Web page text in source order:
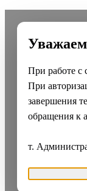
При работе с
При
завершения
обращения к
т.